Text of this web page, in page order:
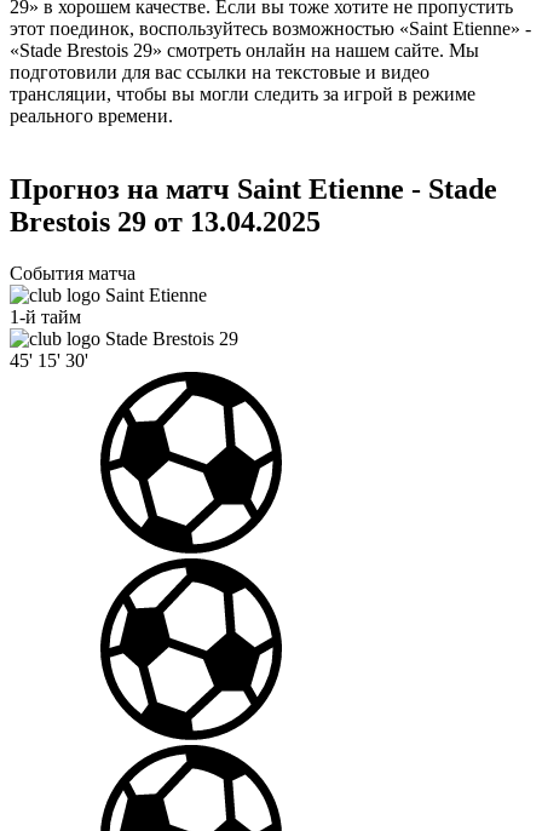
29» в хорошем качестве. Если вы тоже хотите не пропустить
этот поединок, воспользуйтесь возможностью «Saint Etienne» -
«Stade Brestois 29» смотреть онлайн на нашем сайте. Мы
подготовили для вас ссылки на текстовые и видео
трансляции, чтобы вы могли следить за игрой в режиме
реального времени.
Прогноз на матч Saint Etienne - Stade
Brestois 29 от 13.04.2025
События матча
Saint Etienne
1-й тайм
Stade Brestois 29
45' 15' 30'